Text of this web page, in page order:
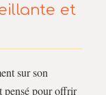
et
sur son
pensé pour offrir